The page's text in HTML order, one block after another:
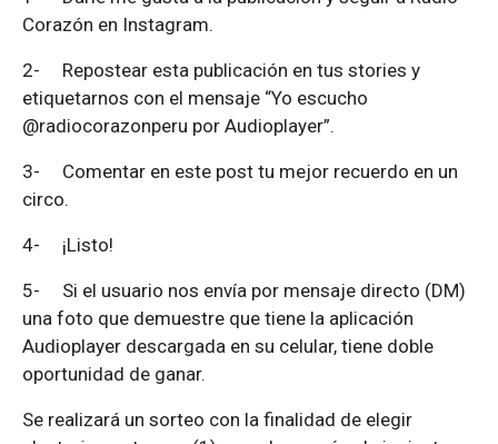
Corazón en Instagram.
2- Repostear esta publicación en tus stories y
etiquetarnos con el mensaje “Yo escucho
@radiocorazonperu por Audioplayer”.
3- Comentar en este post tu mejor recuerdo en un
circo.
4- ¡Listo!
5- Si el usuario nos envía por mensaje directo (DM)
una foto que demuestre que tiene la aplicación
Audioplayer descargada en su celular, tiene doble
oportunidad de ganar.
Se realizará un sorteo con la finalidad de elegir